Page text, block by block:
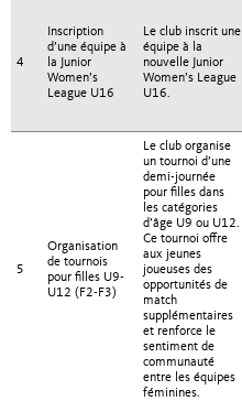
4
Inscription
d’une équipe à
la Junior
Women’s
League U16
Le club inscrit une
équipe à la
nouvelle Junior
Women’s League
U16.
5
Organisation
de tournois
pour filles U9-
U12 (F2-F3)
Le club organise
un tournoi d’une
demi-journée
pour filles dans
les catégories
d’âge U9 ou U12.
Ce tournoi offre
aux jeunes
joueuses des
opportunités de
match
supplémentaires
et renforce le
sentiment de
communauté
entre les équipes
féminines.